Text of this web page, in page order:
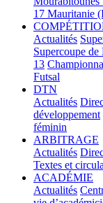
17 Mauritanie
Actualités
Supercoupe
13
Futsal
DTN
Actualités
développement
féminin
ARBITRAGE
Actualités
Textes et
ACADÉMIE
Actualités